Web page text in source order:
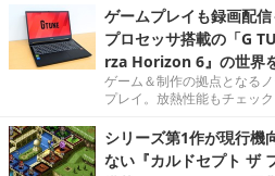
ゲームプレイも録画配
プロセッサ搭載の「G
rza Horizon 6』の世界
ゲーム＆制作の拠点となる
プレイ。放熱性能もチェック
シリーズ第1作が現行機
ない『カルドセプト ザ